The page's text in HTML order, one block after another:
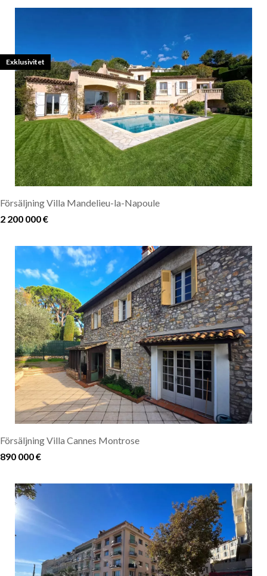
Försäljning Villa Mandelieu-la-Napoule
2 200 000 €
Exklusivitet
Försäljning Villa Cannes Montrose
890 000 €